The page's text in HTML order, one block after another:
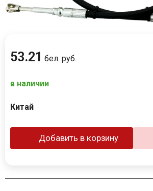
53.21 бел. руб.
в наличии
Китай
Добавить в корзину